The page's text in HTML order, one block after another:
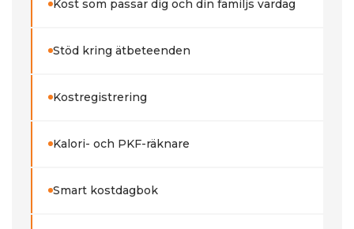
Kost som passar dig och din familjs vardag
Stöd kring ätbeteenden
Kostregistrering
Kalori- och PKF-räknare
Smart kostdagbok